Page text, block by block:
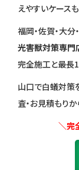
えやすいケース
福岡・佐賀・大
光害獣対策専門
完全施工と最長
山口で白蟻対策
査・お見積もりか
＼完